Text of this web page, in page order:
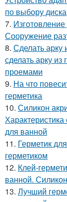
по выбору диска
7.
Сооружение
8. Сделать арку
сделать арку из
проемами
9. На что
герметика
10. Силикон
Характеристика
для ванной
11. Герметик
герметиком
12. Клей-
ванной.
13. Лучший